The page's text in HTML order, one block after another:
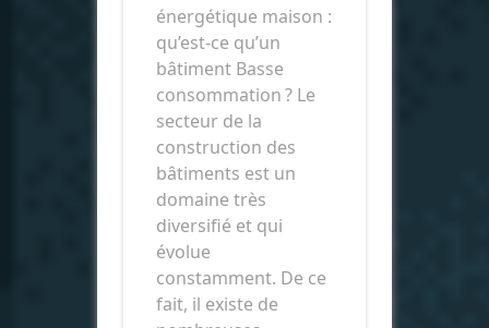
énergétique maison :
qu’est-ce qu’un
bâtiment Basse
consommation ? Le
secteur de la
construction des
bâtiments est un
domaine très
diversifié et qui
évolue
constamment. De ce
fait, il existe de